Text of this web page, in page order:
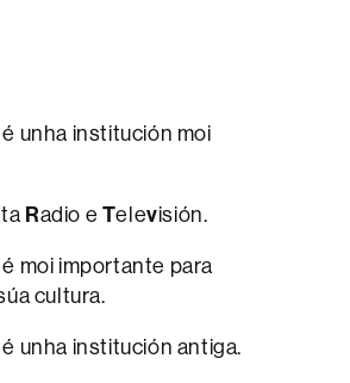
unha institución moi
Radio e Televisión.
moi importante para
cultura.
unha institución antiga.